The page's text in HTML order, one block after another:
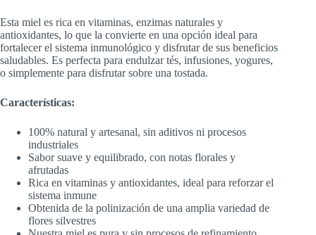
Esta miel es rica en vitaminas, enzimas naturales y
antioxidantes, lo que la convierte en una opción ideal para
fortalecer el sistema inmunológico y disfrutar de sus beneficios
saludables. Es perfecta para endulzar tés, infusiones, yogures,
o simplemente para disfrutar sobre una tostada.
Características:
100% natural y artesanal, sin aditivos ni procesos
industriales
Sabor suave y equilibrado, con notas florales y
afrutadas
Rica en vitaminas y antioxidantes, ideal para reforzar el
sistema inmune
Obtenida de la polinización de una amplia variedad de
flores silvestres